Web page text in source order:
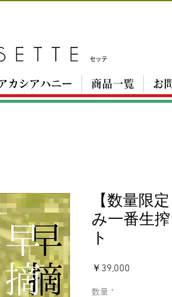
【数量限
み一番生
ト
￥39,000
数量 *
カシアハニー 商品一覧 お